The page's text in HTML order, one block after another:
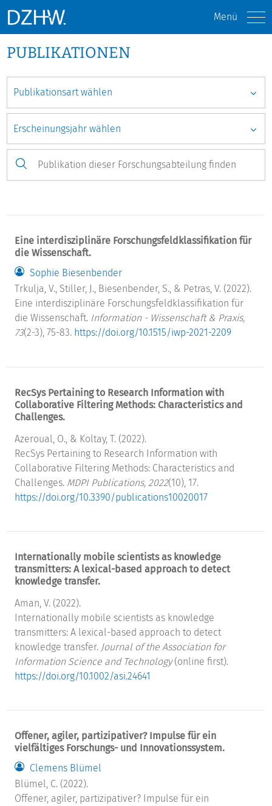
Menü
PUBLIKATIONEN
Eine interdisziplinäre Forschungsfeldklassifikation für
die Wissenschaft.
Sophie Biesenbender
Trkulja, V., Stiller, J., Biesenbender, S., & Petras, V. (2022).
Eine interdisziplinäre Forschungsfeldklassifikation für
die Wissenschaft. Information - Wissenschaft & Praxis,
73(2-3), 75-83. https://doi.org/10.1515/iwp-2021-2209
RecSys Pertaining to Research Information with
Collaborative Filtering Methods: Characteristics and
Challenges.
Azeroual, O., & Koltay, T. (2022).
RecSys Pertaining to Research Information with
Collaborative Filtering Methods: Characteristics and
Challenges. MDPI Publications, 2022(10), 17.
https://doi.org/10.3390/publications10020017
Internationally mobile scientists as knowledge
transmitters: A lexical-based approach to detect
knowledge transfer.
Aman, V. (2022).
Internationally mobile scientists as knowledge
transmitters: A lexical-based approach to detect
knowledge transfer. Journal of the Association for
Information Science and Technology(online first).
https://doi.org/10.1002/asi.24641
Offener, agiler, partizipativer? Impulse für ein
vielfältiges Forschungs- und Innovationssystem.
Clemens Blümel
Blümel, C. (2022).
Offener, agiler, partizipativer? Impulse für ein